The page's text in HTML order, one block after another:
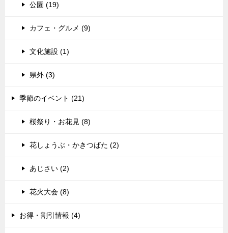
公園 (19)
カフェ・グルメ (9)
文化施設 (1)
県外 (3)
季節のイベント (21)
桜祭り・お花見 (8)
花しょうぶ・かきつばた (2)
あじさい (2)
花火大会 (8)
お得・割引情報 (4)